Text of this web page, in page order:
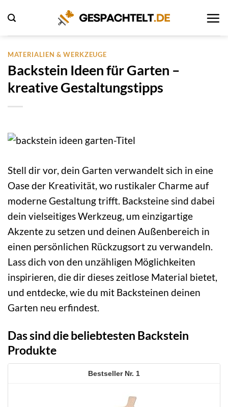
Inhalt
springen
MATERIALIEN & WERKZEUGE
Backstein Ideen für Garten –
kreative Gestaltungstipps
Stell dir vor, dein Garten verwandelt sich in eine
Oase der Kreativität, wo rustikaler Charme auf
moderne Gestaltung trifft. Backsteine sind dabei
dein vielseitiges Werkzeug, um einzigartige
Akzente zu setzen und deinen Außenbereich in
einen persönlichen Rückzugsort zu verwandeln.
Lass dich von den unzähligen Möglichkeiten
inspirieren, die dir dieses zeitlose Material bietet,
und entdecke, wie du mit Backsteinen deinen
Garten neu erfindest.
Das sind die beliebtesten Backstein
Produkte
1